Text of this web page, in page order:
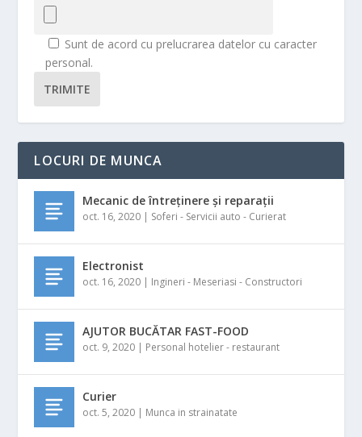
Sunt de acord cu prelucrarea datelor cu caracter
personal.
TRIMITE
LOCURI DE MUNCA
Mecanic de întreținere și reparații
oct. 16, 2020 | Soferi - Servicii auto - Curierat
Electronist
oct. 16, 2020 | Ingineri - Meseriasi - Constructori
AJUTOR BUCĂTAR FAST-FOOD
oct. 9, 2020 | Personal hotelier - restaurant
Curier
oct. 5, 2020 | Munca in strainatate